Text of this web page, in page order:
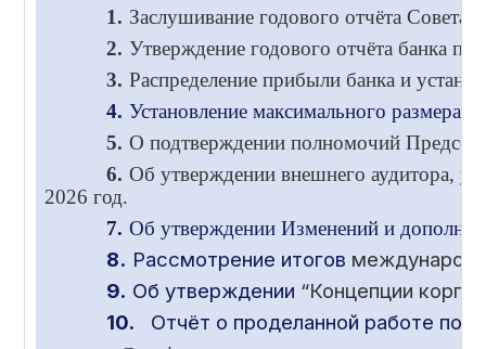
1. Заслушивание годового отчёта
2. Утверждение годового отчёта банка по
3. Распределение прибыли банка и
4. Установление максимального размера
5. О подтверждении полномочий
6. Об утверждении внешнего аудитора,
2026 год.
7. Об утверждении Изменений и
8. Рассмотрение итогов
9. Об утверждении “Концепции
10.
Отчёт о проделанной работе по